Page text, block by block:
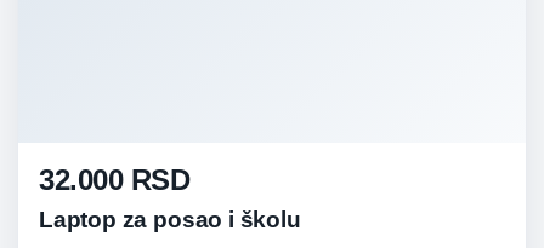
32.000 RSD
Laptop za posao i školu